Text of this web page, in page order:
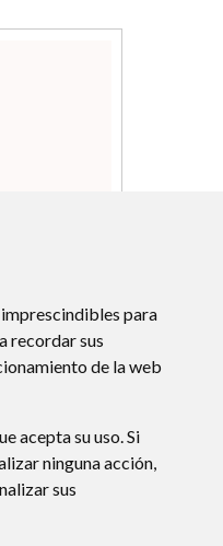
imprescindibles para
recordar sus
de la web
acepta su uso. Si
ninguna acción,
sus